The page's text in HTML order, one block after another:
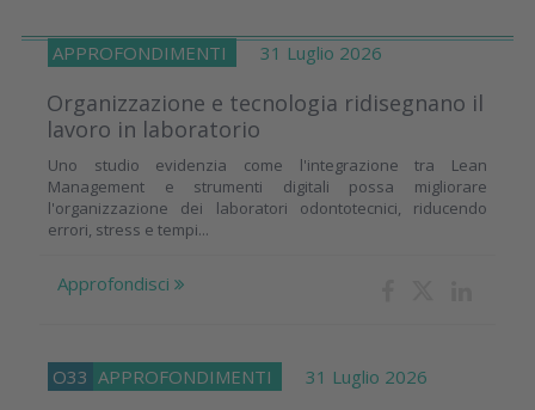
APPROFONDIMENTI 31 Luglio 2026
Organizzazione e tecnologia ridisegnano il
lavoro in laboratorio
Uno studio evidenzia come l'integrazione tra Lean
Management e strumenti digitali possa migliorare
l'organizzazione dei laboratori odontotecnici, riducendo
errori, stress e tempi...
Approfondisci
O33 APPROFONDIMENTI 31 Luglio 2026